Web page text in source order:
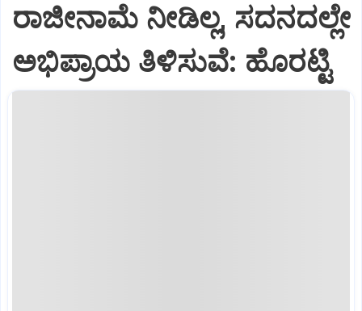
ರಾಜೀನಾಮೆ ನೀಡಿಲ್ಲ, ಸದನದಲ್ಲೇ
ಅಭಿಪ್ರಾಯ ತಿಳಿಸುವೆ: ಹೊರಟ್ಟಿ